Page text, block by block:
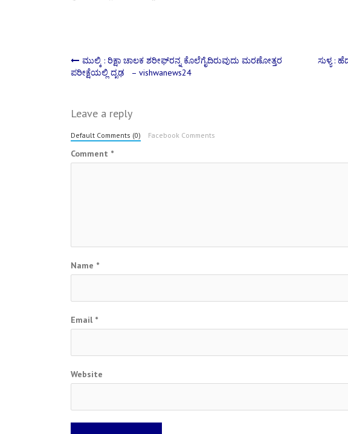
Post
ಮುಲ್ಕಿ : ರಿಕ್ಷಾ ಚಾಲಕ ಶರೀಫ್‌ರನ್ನ ಕೊಲೆಗೈದಿರುವುದು ಮರಣೋತ್ತರ
ಪರೀಕ್ಷೆಯಲ್ಲಿ ದೃಢ – vishwanews24
ಸುಳ್ಯ :
Leave a reply
Default Comments (0) Facebook Comments
Comment *
Name *
Email *
Website